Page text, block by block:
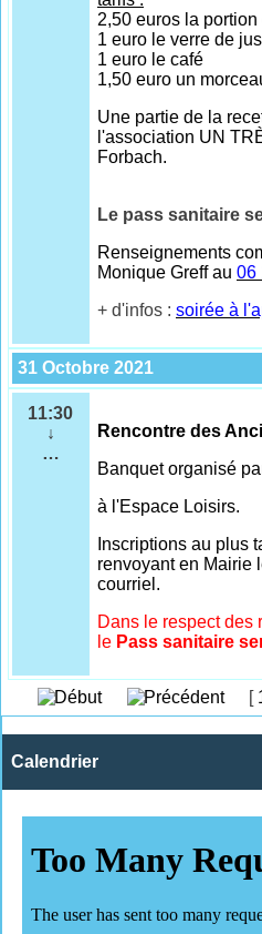
2,50 euros la
1 euro le verre de
1 euro le café
1,50 euro un
Une partie de la
l'association UN
Forbach.
Le pass sanitaire
Renseignements
Monique Greff au 06
+ d'infos : soirée à
31 Octobre 2021
11:30
↓
…
Rencontre des
Banquet organisé
à l'Espace Loisirs.
Inscriptions au plus
renvoyant en Mairie
courriel.
Dans le respect des
le Pass sanitaire
[
Calendrier